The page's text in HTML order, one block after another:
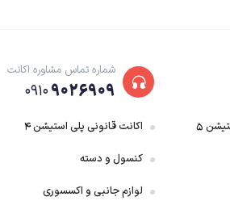
از دیوار و مرگ تعداد زیادی از انسان‌ها می‌شود.
شماره تماس مشاوره اکانت
۰۹۱۰۹۰۲۶۹۰۹
۵
اکانت قانونی پلی استیشن ۴
کنسول و دسته
لوازم جانبی و اکسسوری